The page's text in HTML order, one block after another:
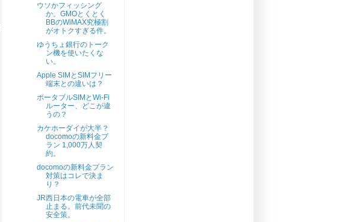
ウソかフィッシング
か。GMOとくとく
BBのWiMAX究極割
がオトクすぎる件。
ゆうちょ銀行のトーク
ン機を使いたくな
い。
Apple SIMとSIMフリー
端末との違いは？
ポータブルSIMとWi-Fi
ルーター、どこが違
うの？
カケホーダイが大半？
docomoの新料金プ
ラン 1,000万人契
約。
docomoの新料金プラン
対策はコレで決ま
り？
JR西日本の電車が全部
止まる。前代未聞の
安全策。